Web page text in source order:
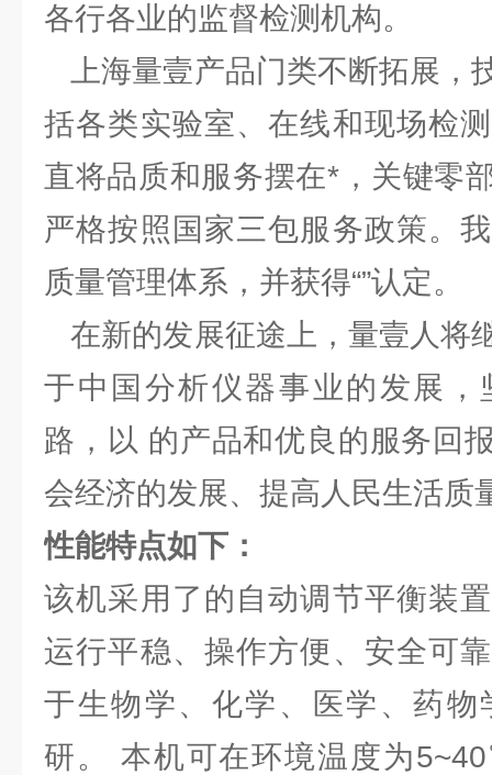
各行各业的监督检测机构。
上海量壹产品门类不断拓展，
括各类实验室、在线和现场检
直将品质和服务摆在*，关键零
严格按照国家三包服务政策。
质量管理体系，并获得“”认定。
在新的发展征途上，量壹人将
于中国分析仪器事业的发展，
路，以 的产品和优良的服务回
会经济的发展、提高人民生活质
性能特点如下：
该机采用了的自动调节平衡装
运行平稳、操作方便、安全可
于生物学、化学、医学、药物
研。 本机可在环境温度为